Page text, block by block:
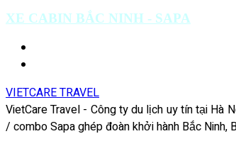
XE CABIN BẮC NINH - SAPA
VIETCARE TRAVEL
VietCare Travel - Công ty du lịch uy tín tại Hà
/ combo Sapa ghép đoàn khởi hành Bắc Ninh,